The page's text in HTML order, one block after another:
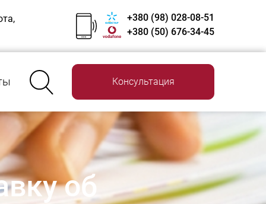
+380 (98) 028-08-51
+380 (50) 676-34-45
Консультация
об